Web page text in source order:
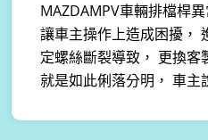
MAZDAMPV車輛排檔桿
讓車主操作上造成困擾，
定螺絲斷裂導致， 更換客
就是如此俐落分明， 車主